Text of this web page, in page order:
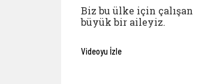
Biz bu ülke için çalışan
büyük bir aileyiz.
Videoyu İzle